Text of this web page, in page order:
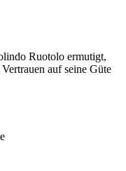
Ruotolo ermutigt,
auf seine Güte